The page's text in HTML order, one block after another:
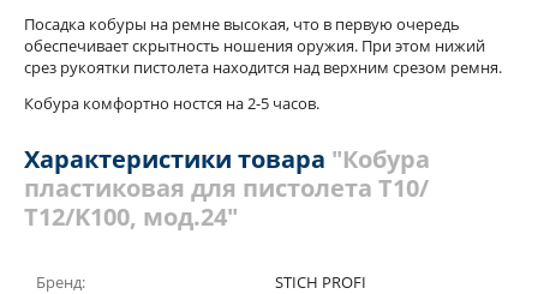
Посадка кобуры на ремне высокая, что в первую очередь
обеспечивает скрытность ношения оружия. При этом нижий
срез рукоятки пистолета находится над верхним срезом ремня.
Кобура комфортно ностся на 2-5 часов.
Характеристики товара "Кобура
пластиковая для пистолета Т10/
Т12/K100, мод.24"
Бренд:
STICH PROFI